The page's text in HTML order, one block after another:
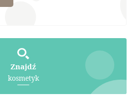
Znajdź
kosmetyk